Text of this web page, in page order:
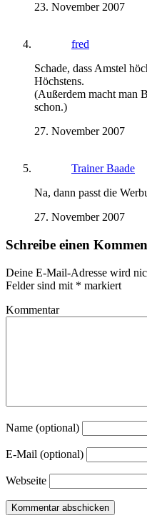
23. November 2007
fred
Schade, dass Amstel
Höchstens.
(Außerdem macht man
schon.)
27. November 2007
Trainer Baade
Na, dann passt die
27. November 2007
Schreibe einen
Deine E-Mail-Adresse wird
Felder sind mit * markiert
Kommentar
Name (optional)
E-Mail (optional)
Webseite